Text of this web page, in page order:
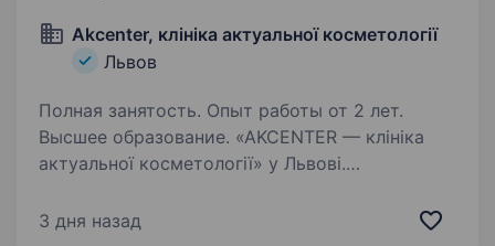
Akcenter, клініка актуальної косметології
Львов
Полная занятость. Опыт работы от 2 лет.
Высшее образование. «AKCENTER — клініка
актуальної косметології» у Львові.
та доглядової косметології й шукаємо лікаря-
3 дня назад